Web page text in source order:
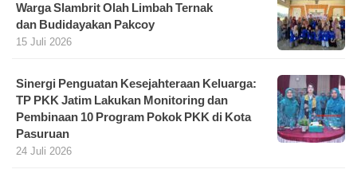
Warga Slambrit Olah Limbah Ternak
dan Budidayakan Pakcoy
15 Juli 2026
Sinergi Penguatan Kesejahteraan Keluarga:
TP PKK Jatim Lakukan Monitoring dan
Pembinaan 10 Program Pokok PKK di Kota
Pasuruan
24 Juli 2026